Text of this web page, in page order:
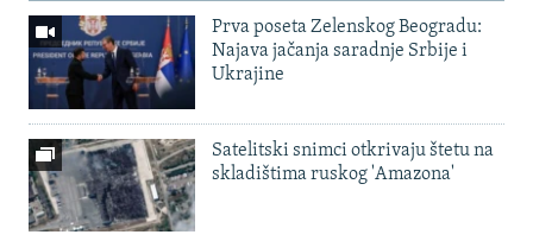
Prva poseta Zelenskog Beogradu:
Najava jačanja saradnje Srbije i
Ukrajine
Satelitski snimci otkrivaju štetu na
skladištima ruskog 'Amazona'